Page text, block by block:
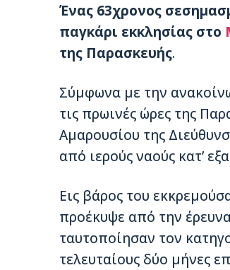
Ένας 63χρονος
παγκάρι εκκλησίας στο
της Παρασκευής.
Σύμφωνα με την
τις πρωινές ώρες της
Αμαρουσίου της
από ιερούς ναούς κατ’
Εις βάρος του
προέκυψε από την
ταυτοποίησαν τον
τελευταίους δύο μήνες